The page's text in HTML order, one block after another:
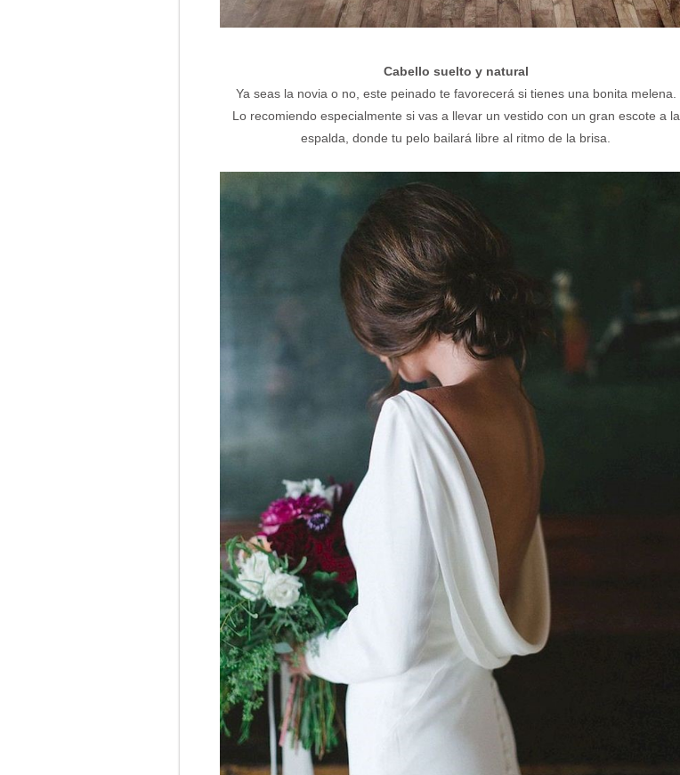
Cabello suelto y natural
Ya seas la novia o no, este peinado te favorecerá si tienes una bonita melena.
Lo recomiendo especialmente si vas a llevar un vestido con un gran escote a la
espalda, donde tu pelo bailará libre al ritmo de la brisa.